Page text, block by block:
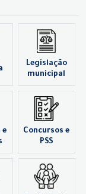
Legislação
municipal
e
Concursos e
PSS